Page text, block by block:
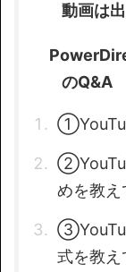
動画は
のQ&A
めを教え
式を教え